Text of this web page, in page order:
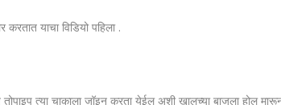
याचा विडियो पहिला .
त्या चाकाला जॉइन करता येईल अशी खालच्या बाजूला होल